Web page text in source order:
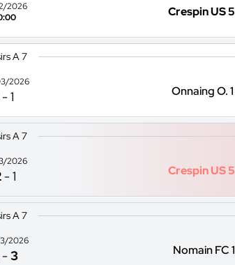
2026
Crespin US 5
A 7
2026
-1 Onnaing O. 1
A 7
2026
-1 Crespin US 5
A 7
2026
-3 Nomain FC 1